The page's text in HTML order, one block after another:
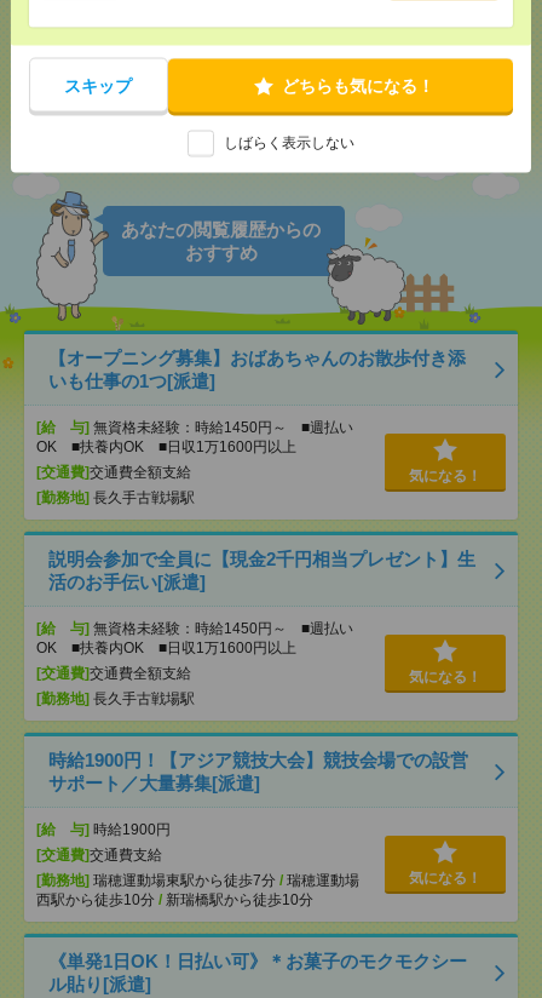
スキップ どちらも気になる！
しばらく表示しない
で送る LINEで送る
ツイート
あなたの閲覧履歴からの
おすすめ
【オープニング募集】おばあちゃんのお散歩付き添
いも仕事の1つ[派遣]
[給 与] 無資格未経験：時給1450円～ ■週払い
OK ■扶養内OK ■日収1万1600円以上
[交通費]交通費全額支給
[勤務地] 長久手古戦場駅
気になる！
説明会参加で全員に【現金2千円相当プレゼント】生
活のお手伝い[派遣]
[給 与] 無資格未経験：時給1450円～ ■週払い
OK ■扶養内OK ■日収1万1600円以上
[交通費]交通費全額支給
[勤務地] 長久手古戦場駅
気になる！
時給1900円！【アジア競技大会】競技会場での設営
サポート／大量募集[派遣]
[給 与] 時給1900円
[交通費]交通費支給
[勤務地] 瑞穂運動場東駅から徒歩7分 / 瑞穂運動場
西駅から徒歩10分 / 新瑞橋駅から徒歩10分
気になる！
《単発1日OK！日払い可》＊お菓子のモクモクシー
ル貼り[派遣]